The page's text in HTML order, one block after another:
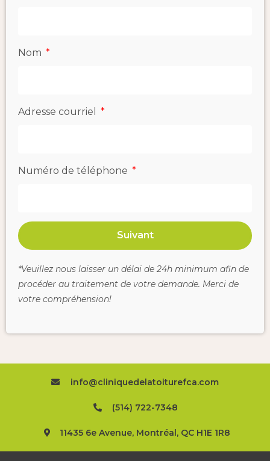
Nom
Adresse courriel
Numéro de téléphone
Suivant
*Veuillez nous laisser un délai de 24h minimum afin de
procéder au traitement de votre demande. Merci de
votre compréhension!
info@cliniquedelatoiturefca.com
(514) 722-7348
11435 6e Avenue, Montréal, QC H1E 1R8